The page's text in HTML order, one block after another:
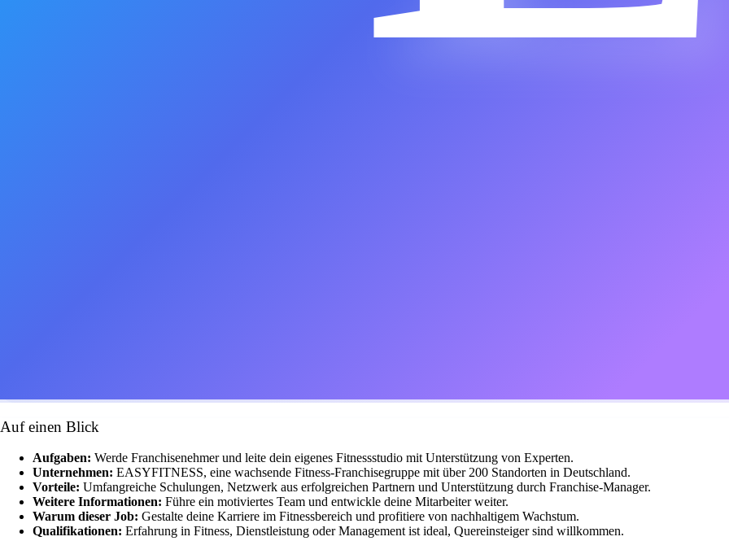
Auf einen Blick
Aufgaben: Werde Franchisenehmer und leite dein eigenes Fitnessstudio mit Unterstützung von Experten.
Unternehmen: EASYFITNESS, eine wachsende Fitness-Franchisegruppe mit über 200 Standorten in Deutschland.
Vorteile: Umfangreiche Schulungen, Netzwerk aus erfolgreichen Partnern und Unterstützung durch Franchise-Manager.
Weitere Informationen: Führe ein motiviertes Team und entwickle deine Mitarbeiter weiter.
Warum dieser Job: Gestalte deine Karriere im Fitnessbereich und profitiere von nachhaltigem Wachstum.
Qualifikationen: Erfahrung in Fitness, Dienstleistung oder Management ist ideal, Quereinsteiger sind willkommen.